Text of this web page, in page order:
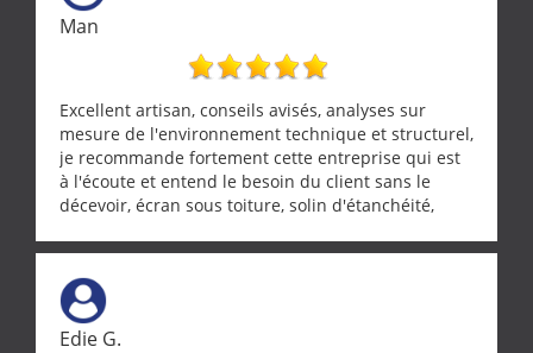
Man
Excellent artisan, conseils avisés, analyses sur
mesure de l'environnement technique et structurel,
je recommande fortement cette entreprise qui est
à l'écoute et entend le besoin du client sans le
décevoir, écran sous toiture, solin d'étanchéité,
récupérateur d'eau, tout a été parfaitement mis en
œuvre sans besoin d'y revenir. confiance assurée.
Edie G.